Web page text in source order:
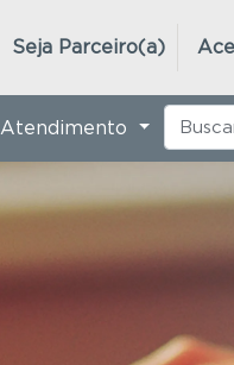
Seja Parceiro(a)
Atendimento